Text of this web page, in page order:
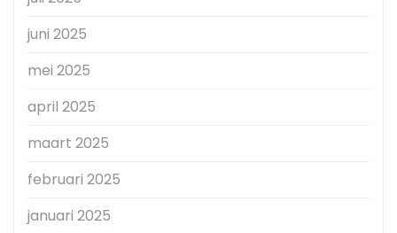
juni 2025
mei 2025
april 2025
maart 2025
februari 2025
januari 2025